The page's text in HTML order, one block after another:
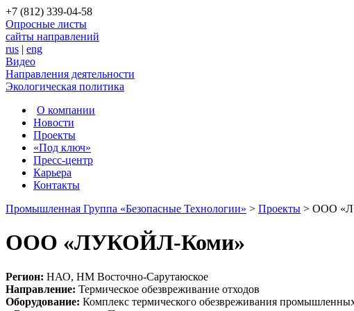
+7 (812) 339-04-58
Опросные листы
сайты направлений
rus | eng
Видео
Направления деятельности
Экологическая политика
О компании
Новости
Проекты
«Под ключ»
Пресс-центр
Карьера
Контакты
Промышленная Группа «Безопасные Технологии» > Проекты > ООО
ООО «ЛУКОЙЛ-Коми»
Регион: НАО, НМ Восточно-Сарутаюское
Направление: Термическое обезвреживание отходов
Оборудование: Комплекс термического обезвреживания